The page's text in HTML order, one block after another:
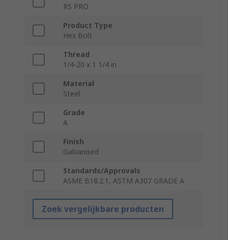
RS PRO
Product Type
Hex Bolt
Thread
1/4-20 x 1 1/4 in
Material
Steel
Grade
A
Finish
Galvanised
Standards/Approvals
ASME B18.2.1, ASTM A307 GRADE A
Zoek vergelijkbare producten